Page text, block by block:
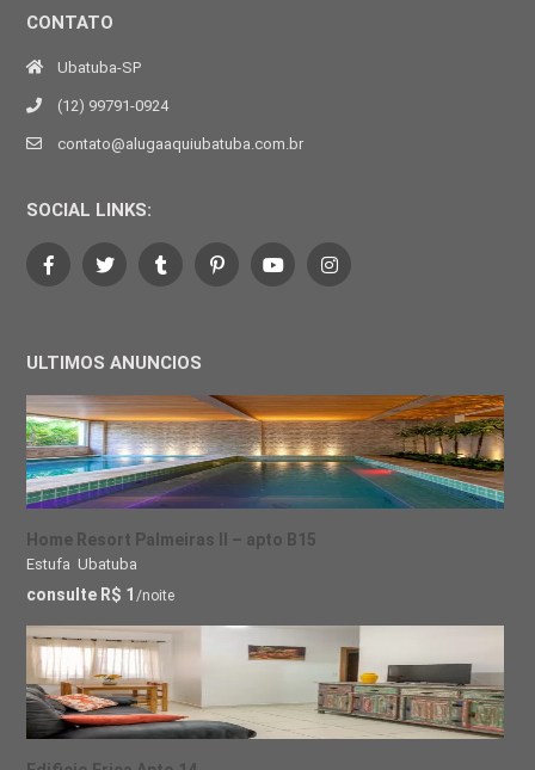
CONTATO
Ubatuba-SP
(12) 99791-0924
contato@alugaaquiubatuba.com.br
SOCIAL LINKS:
ULTIMOS ANUNCIOS
Home Resort Palmeiras II – apto B15
Estufa Ubatuba
consulte R$ 1 /noite